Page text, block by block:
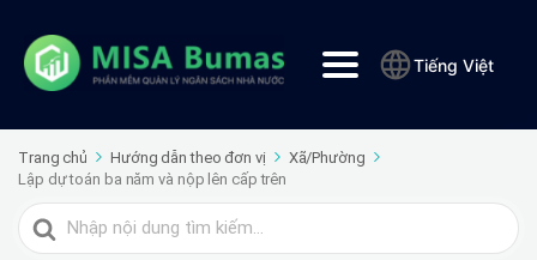
Tiếng Việt
Trang chủ Hướng dẫn theo đơn vị
Xã/Phường
Lập dự toán ba năm và nộp lên cấp trên
Tìm
kiếm